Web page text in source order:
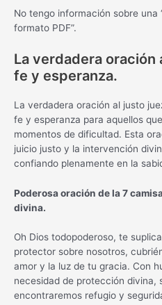
No tengo información sobre una
formato PDF”.
La verdadera oración
fe y esperanza.
La verdadera oración al justo
fe y esperanza para aquellos
momentos de dificultad. Esta
juicio justo y la intervención
confiando plenamente en la
Poderosa oración de la 7
divina.
Oh Dios todopoderoso, te
protector sobre nosotros,
amor y la luz de tu gracia. Con
necesidad de protección divina,
encontraremos refugio y